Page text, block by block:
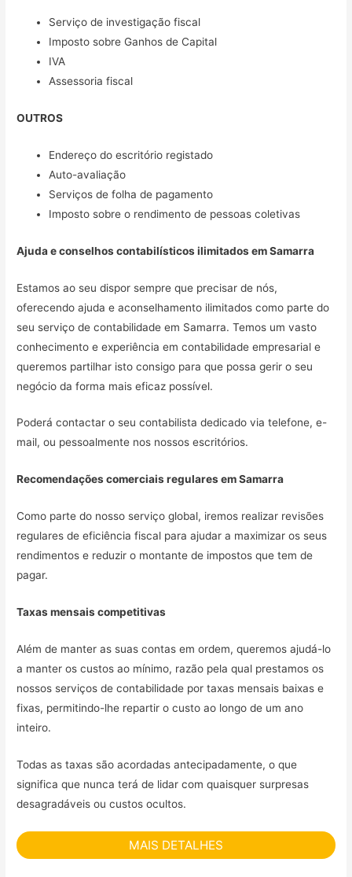
Serviço de investigação fiscal
Imposto sobre Ganhos de Capital
IVA
Assessoria fiscal
OUTROS
Endereço do escritório registado
Auto-avaliação
Serviços de folha de pagamento
Imposto sobre o rendimento de pessoas coletivas
Ajuda e conselhos contabilísticos ilimitados emSamarra
Estamos ao seu dispor sempre que precisar de nós,
oferecendo ajuda e aconselhamento ilimitados como parte do
seu serviço de contabilidade em Samarra. Temos um vasto
conhecimento e experiência em contabilidade empresarial e
queremos partilhar isto consigo para que possa gerir o seu
negócio da forma mais eficaz possível.
Poderá contactar o seu contabilista dedicado via telefone, e-
mail, ou pessoalmente nos nossos escritórios.
Recomendações comerciais regulares emSamarra
Como parte do nosso serviço global, iremos realizar revisões
regulares de eficiência fiscal para ajudar a maximizar os seus
rendimentos e reduzir o montante de impostos que tem de
pagar.
Taxas mensais competitivas
Além de manter as suas contas em ordem, queremos ajudá-lo
a manter os custos ao mínimo, razão pela qual prestamos os
nossos serviços de contabilidade por taxas mensais baixas e
fixas, permitindo-lhe repartir o custo ao longo de um ano
inteiro.
Todas as taxas são acordadas antecipadamente, o que
significa que nunca terá de lidar com quaisquer surpresas
desagradáveis ou custos ocultos.
MAIS DETALHES